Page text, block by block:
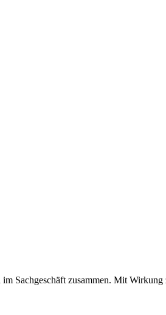
Sachgeschäft zusammen. Mit